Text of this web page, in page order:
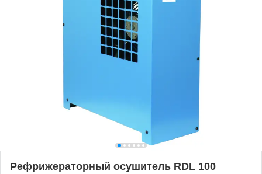
Рефрижераторный осушитель RDL 100